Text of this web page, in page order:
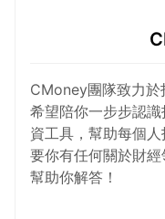
CMoney團隊致力於
希望陪你一步步認
資工具，幫助每個
要你有任何關於財
幫助你解答！